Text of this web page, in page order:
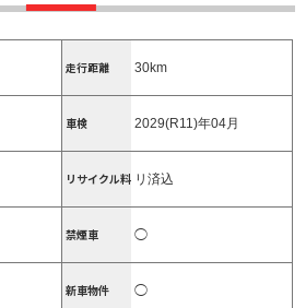
走行距離 30km
車検 2029(R11)年04月
リサイクル料 リ済込
禁煙車 ◯
新車物件 ◯